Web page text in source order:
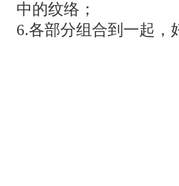
中的纹络；
6.各部分组合到一起，